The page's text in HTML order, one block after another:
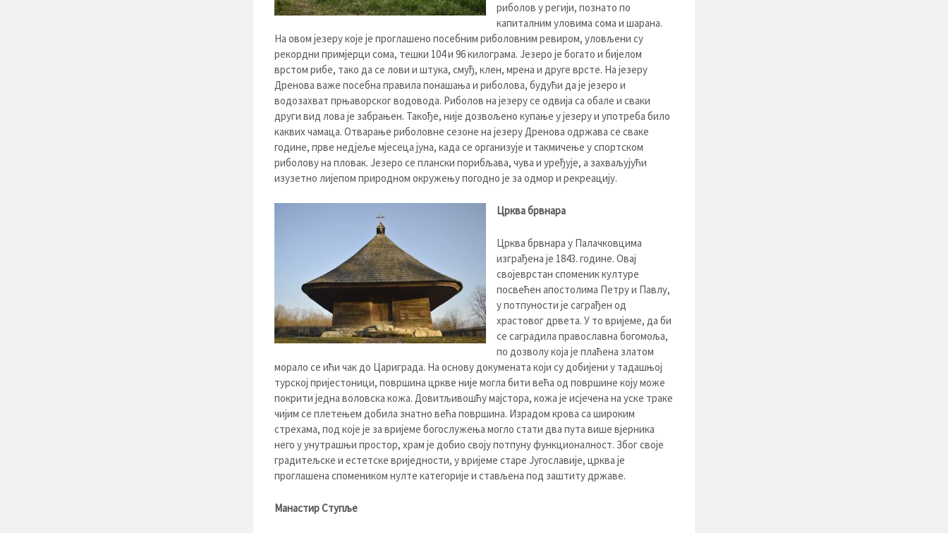
риболов у регији, познато по
капиталним уловима сома и шарана.
На овом језеру које је проглашено посебним риболовним ревиром, уловљени су
рекордни примјерци сома, тешки 104 и 96 килограма. Језеро је богато и бијелом
врстом рибе, тако да се лови и штука, смуђ, клен, мрена и друге врсте. На језеру
Дренова важе посебна правила понашања и риболова, будући да је језеро и
водозахват прњаворског водовода. Риболов на језеру се одвија са обале и сваки
други вид лова је забрањен. Такође, није дозвољено купање у језеру и употреба било
каквих чамаца. Отварање риболовне сезоне на језеру Дренова одржава се сваке
године, прве недјеље мјесеца јуна, када се организује и такмичење у спортском
риболову на пловак. Језеро се плански порибљава, чува и уређује, а захваљујући
изузетно лијепом природном окружењу погодно је за одмор и рекреацију.
Црква брвнара
Црква брвнара у Палачковцима
изграђена је 1843. године. Овај
својеврстан споменик културе
посвећен апостолима Петру и Павлу,
у потпуности је саграђен од
храстовог дрвета. У то вријеме, да би
се саградила православна богомоља,
по дозволу која је плаћена златом
морало се ићи чак до Цариграда. На основу докумената који су добијени у тадашњој
турској пријестоници, површина цркве није могла бити већа од површине коју може
покрити једна воловска кожа. Довитљивошћу мајстора, кожа је исјечена на уске траке
чијим се плетењем добила знатно већа површина. Израдом крова са широким
стрехама, под које је за вријеме богослужења могло стати два пута више вјерника
него у унутрашњи простор, храм је добио своју потпуну функционалност. Због своје
градитељске и естетске вриједности, у вријеме старе Југославије, црква је
проглашена спомеником нулте категорије и стављена под заштиту државе.
Манастир Ступље